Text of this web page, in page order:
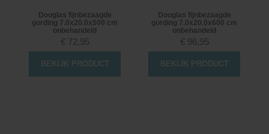
Douglas fijnbezaagde
gording 7.0x20.0x500 cm
onbehandeld
€ 72,95
BEKIJK PRODUCT
Douglas fijnbezaagde
gording 7.0x20.0x600 cm
onbehandeld
€ 96,95
BEKIJK PRODUCT